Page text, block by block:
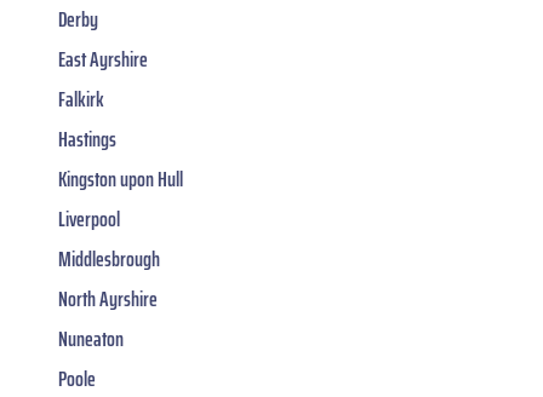
Derby
East Ayrshire
Falkirk
Hastings
Kingston upon Hull
Liverpool
Middlesbrough
North Ayrshire
Nuneaton
Poole